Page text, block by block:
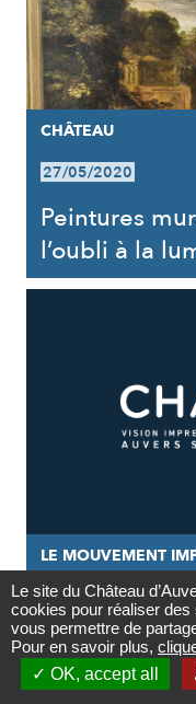
CHÂTEAU
27/05/2020
Peintures
l’oubli à la
LE MOUVEMENT
27/05/2020
Quatre
Le site du Château
cookies pour réaliser
vous permettre de
Pour en savoir plus,
OK, accept all